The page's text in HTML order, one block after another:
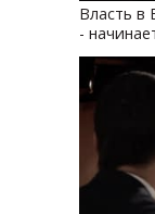
Власть в
-